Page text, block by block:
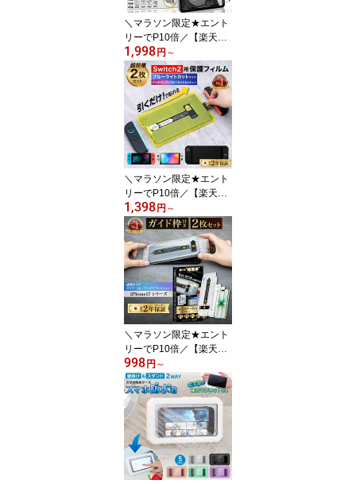
＼マラソン限定★エント
リーでP10倍／【楽天1
位】 iPad ペーパーライ
ク フィルム マグネット
着脱式 アイパッド 新型 2
026 新型 ipad air M5 11
インチ 13 インチ 第11世
代 A16 iPad mini7 2024
年
1,998 円 ～
＼マラソン限定★エント
リーでP10倍／【楽天1
位★簡単貼付＆ 2枚 セッ
ト】 Nintendo Switch ガ
ラスフィルム ブルーライ
トカット アンチグレア＆
ブルーライトカット Swit
ch2 スイッチ2 フィルム
保護フィルム 2枚セット
ガイド枠
1,398 円 ～
＼マラソン限定★エント
リーでP10倍／【楽天1
位＆ 2枚 セット 】 iPhon
e 17e iPhone 17 air 17pr
o 17promax iphone17 ip
hone17pro iphone16 ガ
ラスフィルム 保護フィル
998 円 ～